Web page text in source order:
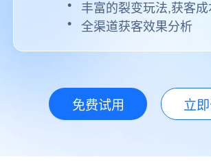
丰富的裂变玩法,获客
全渠道获客效果分析
免费试用 立